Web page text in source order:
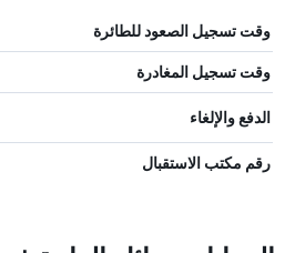
وقت تسجيل الصعود للطائرة
وقت تسجيل المغادرة
الدفع والإلغاء
رقم مكتب الاستقبال